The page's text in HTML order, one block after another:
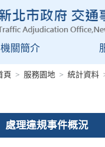
機關簡介
頁 服務園地 統計資料
處理違規事件概況